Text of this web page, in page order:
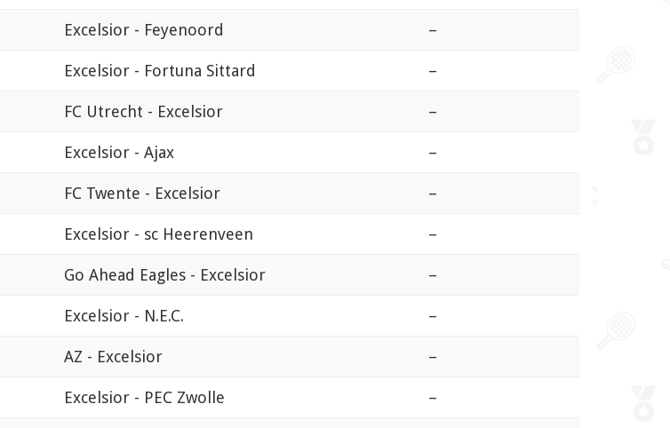
Excelsior - Feyenoord –
Excelsior - Fortuna Sittard –
FC Utrecht - Excelsior –
Excelsior - Ajax –
FC Twente - Excelsior –
Excelsior - sc Heerenveen –
Go Ahead Eagles - Excelsior –
Excelsior - N.E.C. –
AZ - Excelsior –
Excelsior - PEC Zwolle –